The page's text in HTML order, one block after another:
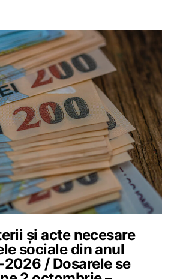
și acte necesare
sociale din anul
/ Dosarele se